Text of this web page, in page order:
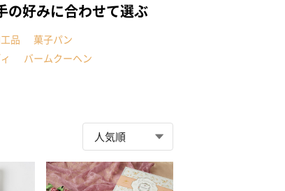
の好みに合わせて選ぶ
品
菓子パン
バームクーヘン